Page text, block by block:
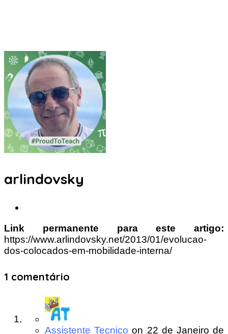
arlindovsky
Link permanente para este artigo:
https://www.arlindovsky.net/2013/01/evolucao-
dos-colocados-em-mobilidade-interna/
1 comentário
Assistente Tecnico on 22 de Janeiro de